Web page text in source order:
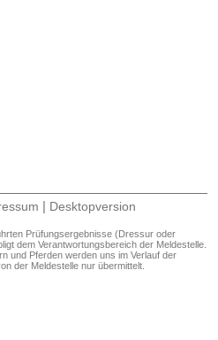
| Desktopversion
Prüfungsergebnisse (Dressur oder
dem Verantwortungsbereich der Meldestelle.
und Pferden werden uns im Verlauf der
der Meldestelle nur übermittelt.